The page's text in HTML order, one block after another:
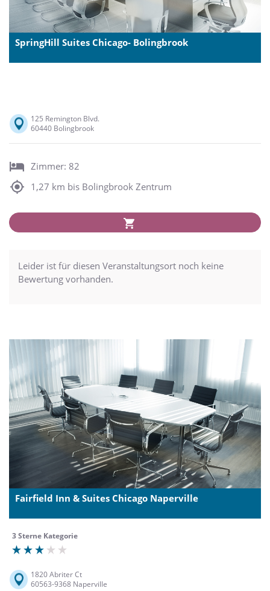
SpringHill Suites Chicago- Bolingbrook
125 Remington Blvd.
60440 Bolingbrook
Zimmer: 82
1,27 km bis Bolingbrook Zentrum
Leider ist für diesen Veranstaltungsort noch keine
Bewertung vorhanden.
Fairfield Inn & Suites Chicago Naperville
3 Sterne Kategorie
1820 Abriter Ct
60563-9368 Naperville